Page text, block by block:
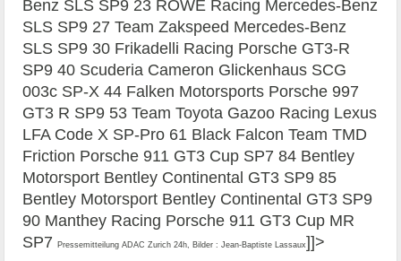
Benz SLS SP9 23 ROWE Racing Mercedes-Benz
SLS SP9 27 Team Zakspeed Mercedes-Benz
SLS SP9 30 Frikadelli Racing Porsche GT3-R
SP9 40 Scuderia Cameron Glickenhaus SCG
003c SP-X 44 Falken Motorsports Porsche 997
GT3 R SP9 53 Team Toyota Gazoo Racing Lexus
LFA Code X SP-Pro 61 Black Falcon Team TMD
Friction Porsche 911 GT3 Cup SP7 84 Bentley
Motorsport Bentley Continental GT3 SP9 85
Bentley Motorsport Bentley Continental GT3 SP9
90 Manthey Racing Porsche 911 GT3 Cup MR
SP7Pressemitteilung ADAC Zurich 24h, Bilder : Jean-Baptiste Lassaux]]>